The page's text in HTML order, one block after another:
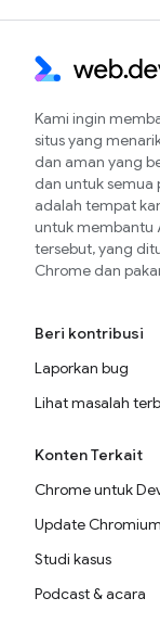
Kami ingin
situs yang
dan aman yang
dan untuk semua
adalah tempat
untuk membantu
tersebut, yang
Chrome dan
Beri kontribusi
Laporkan bug
Lihat masalah
Konten Terkait
Chrome untuk
Update Chromium
Studi kasus
Podcast & acara